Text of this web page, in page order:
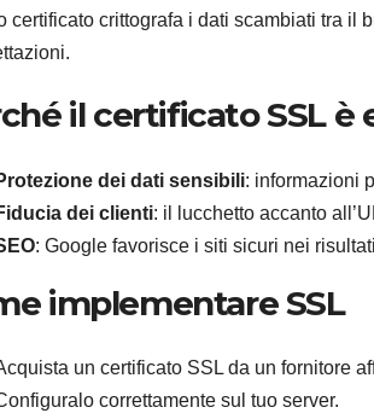
certificato crittografa i dati scambiati tra il
il certificato SSL è
dei dati sensibili: informazioni
dei clienti: il lucchetto accanto
: Google favorisce i siti sicuri nei
implementare SSL
un certificato SSL da un fornitore
correttamente sul tuo server.